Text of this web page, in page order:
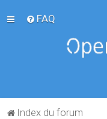
FAQ
Index du forum